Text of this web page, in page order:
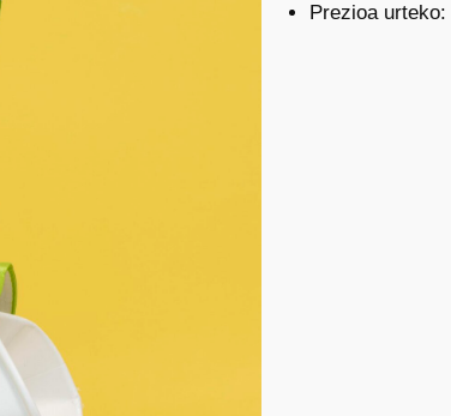
Prezioa urteko: